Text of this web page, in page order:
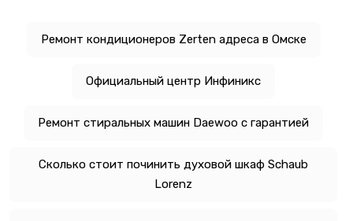
Ремонт кондиционеров Zerten адреса в Омске
Официальный центр Инфиникс
Ремонт стиральных машин Daewoo с гарантией
Сколько стоит починить духовой шкаф Schaub
Lorenz